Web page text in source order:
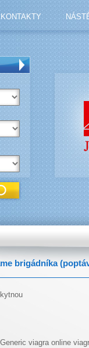
KONTAKTY
brigádníka
Generic viagra online